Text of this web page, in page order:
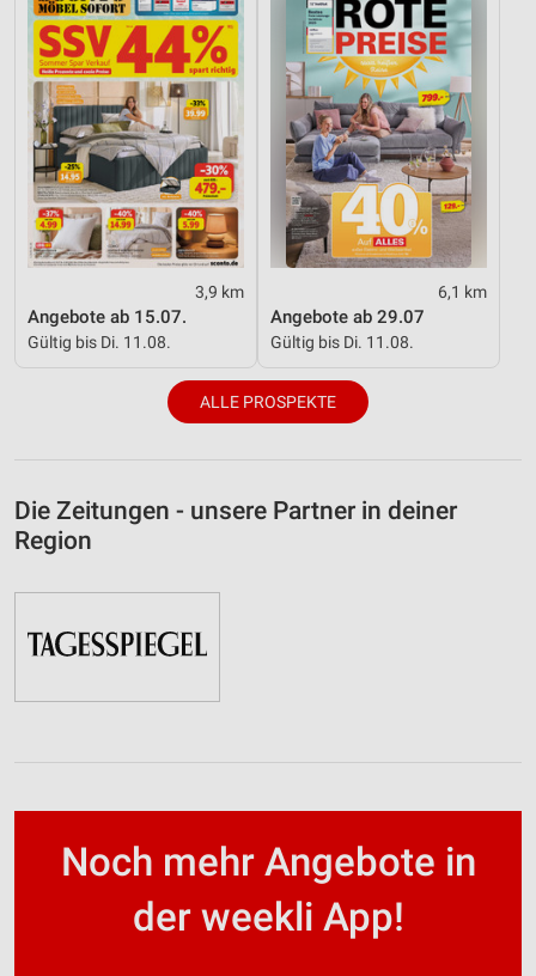
3,9 km
Angebote ab 15.07.
Gültig bis Di. 11.08.
6,1 km
Angebote ab 29.07
Gültig bis Di. 11.08.
ALLE PROSPEKTE
Die Zeitungen - unsere Partner in deiner
Region
Noch mehr Angebote in
der weekli App!